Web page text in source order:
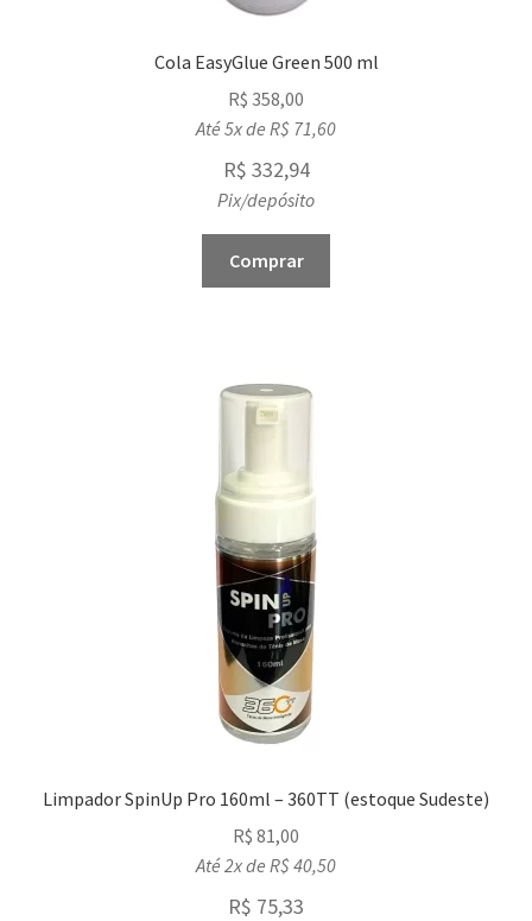
Cola EasyGlue Green 500 ml
R$ 358,00
Até 5x de R$ 71,60
R$ 332,94
Pix/depósito
Comprar
Limpador SpinUp Pro 160ml – 360TT (estoque Sudeste)
R$ 81,00
Até 2x de R$40,50
R$ 75,33